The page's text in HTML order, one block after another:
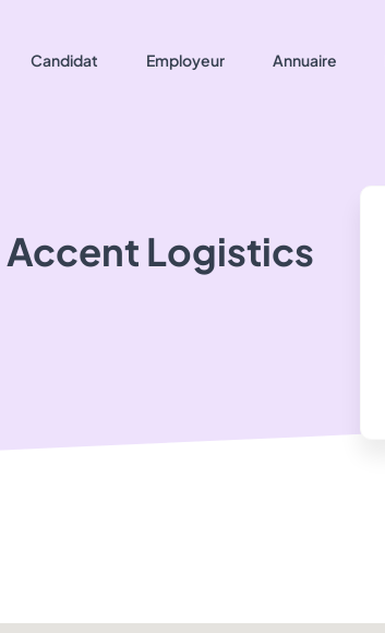
Candidat Employeur Annuaire
Accent Logistics